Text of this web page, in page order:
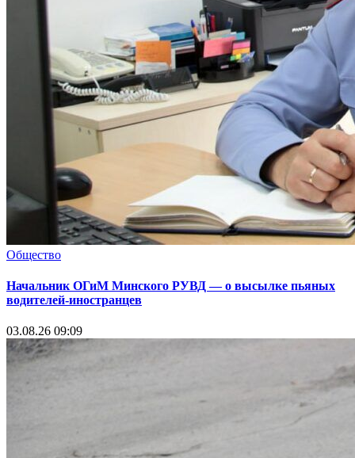
Общество
Начальник ОГиМ Минского РУВД — о высылке пьяных
водителей-иностранцев
03.08.26 09:09